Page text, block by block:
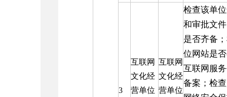
3
互联网
文化经
营单位
互联网
文化经
营单位
检查该单
和审批文
是否齐备
位网站是
互联网服
备案；检